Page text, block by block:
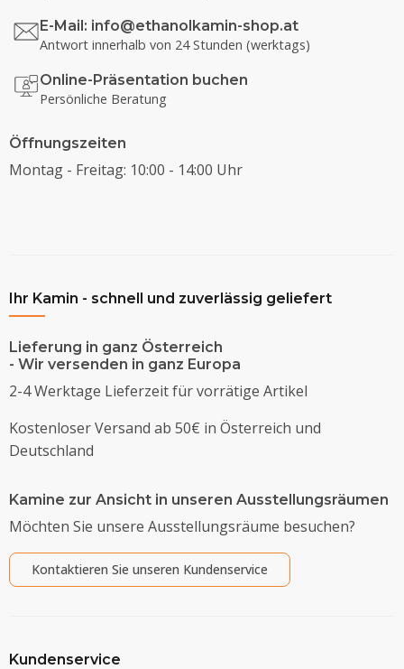
E-Mail: info@ethanolkamin-shop.at
Antwort innerhalb von 24 Stunden (werktags)
Online-Präsentation buchen
Persönliche Beratung
Öffnungszeiten
Montag - Freitag: 10:00 - 14:00 Uhr
Ihr Kamin - schnell und zuverlässig geliefert
Lieferung in ganz Österreich
- Wir versenden in ganz Europa
2-4 Werktage Lieferzeit für vorrätige Artikel
Kostenloser Versand ab 50€ in Österreich und
Deutschland
Kamine zur Ansicht in unseren Ausstellungsräumen
Möchten Sie unsere Ausstellungsräume besuchen?
Kontaktieren Sie unseren Kundenservice
Kundenservice